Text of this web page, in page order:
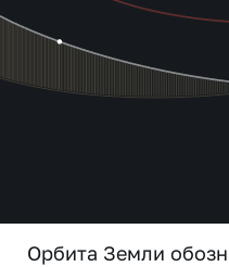
Орбита Земли